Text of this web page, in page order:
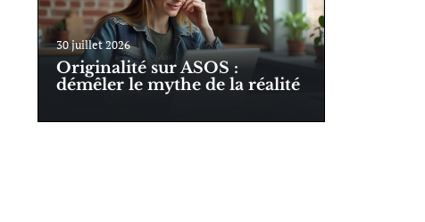
30 juillet 2026
Originalité sur ASOS :
démêler le mythe de la réalité